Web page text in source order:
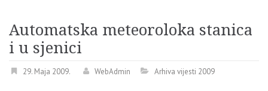
Automatska meteoroloka stanica
i u sjenici
29. Maja 2009. WebAdmin Arhiva vijesti 2009